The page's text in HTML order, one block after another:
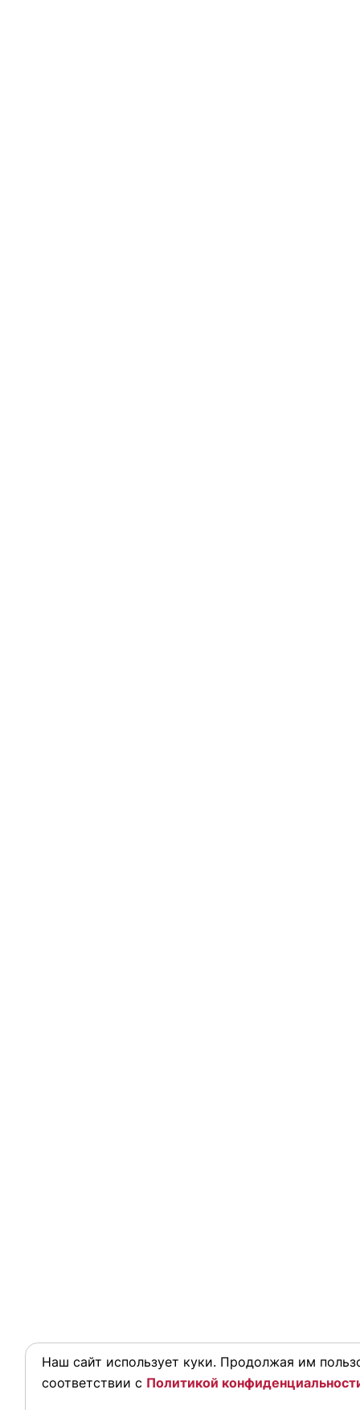
Наш сайт использует куки. Продолжая им
соответствии с Политикой